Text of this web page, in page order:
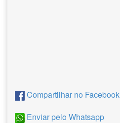
Compartilhar no Facebook
Enviar pelo Whatsapp